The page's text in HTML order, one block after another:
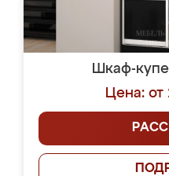
Шкаф-
Цена: от